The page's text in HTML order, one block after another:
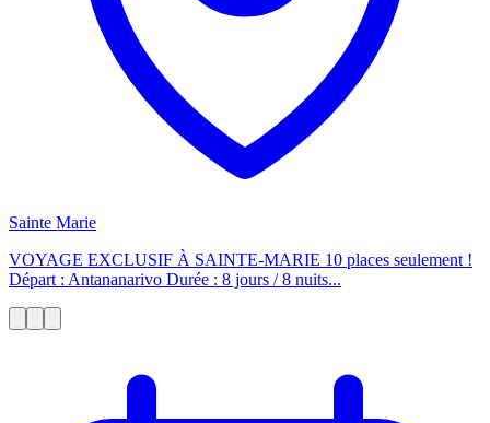
Sainte Marie
VOYAGE EXCLUSIF À SAINTE-MARIE 10 places seulement !
Départ : Antananarivo Durée : 8 jours / 8 nuits...